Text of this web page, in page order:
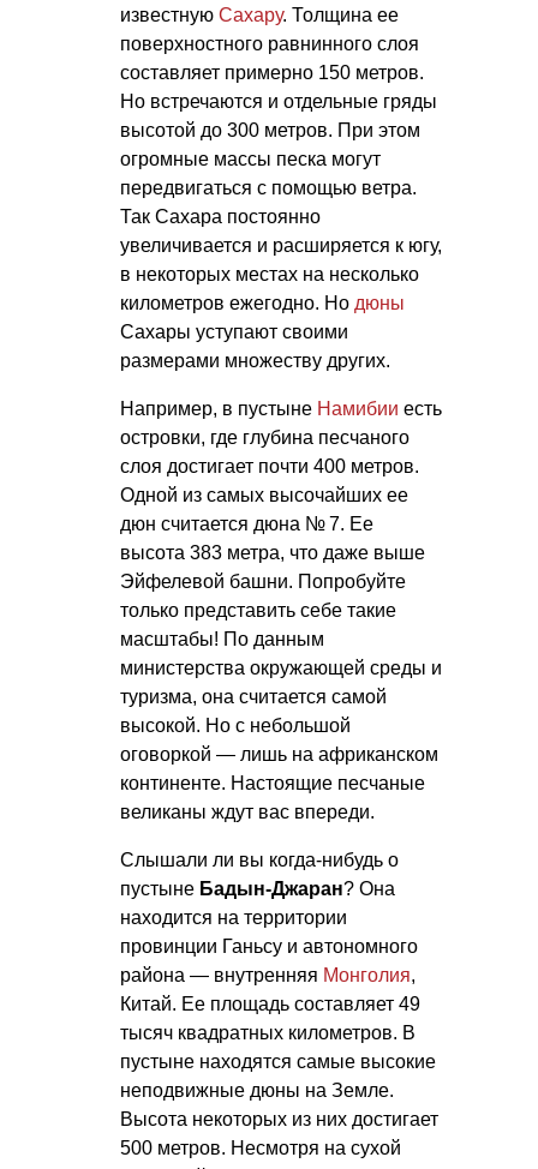
известную Сахару. Толщина ее
поверхностного равнинного слоя
составляет примерно 150 метров.
Но встречаются и отдельные гряды
высотой до 300 метров. При этом
огромные массы песка могут
передвигаться с помощью ветра.
Так Сахара постоянно
увеличивается и расширяется к югу,
в некоторых местах на несколько
километров ежегодно. Но дюны
Сахары уступают своими
размерами множеству других.
Например, в пустыне Намибии есть
островки, где глубина песчаного
слоя достигает почти 400 метров.
Одной из самых высочайших ее
дюн считается дюна № 7. Ее
высота 383 метра, что даже выше
Эйфелевой башни. Попробуйте
только представить себе такие
масштабы! По данным
министерства окружающей среды и
туризма, она считается самой
высокой. Но с небольшой
оговоркой — лишь на африканском
континенте. Настоящие песчаные
великаны ждут вас впереди.
Слышали ли вы когда-нибудь о
пустыне Бадын-Джаран? Она
находится на территории
провинции Ганьсу и автономного
района — внутренняя Монголия,
Китай. Ее площадь составляет 49
тысяч квадратных километров. В
пустыне находятся самые высокие
неподвижные дюны на Земле.
Высота некоторых из них достигает
500 метров. Несмотря на сухой